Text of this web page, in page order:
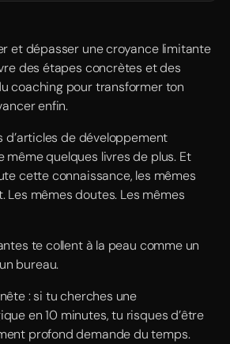
et dépasser une croyance limitante
des étapes concrètes et des
coaching pour transformer ton
enfin.
d’articles de développement
même quelques livres de plus. Et
cette connaissance, les mêmes
Les mêmes doutes. Les mêmes
te collent à la peau comme un
bureau.
: si tu cherches une
en 10 minutes, tu risques d’être
profond demande du temps.